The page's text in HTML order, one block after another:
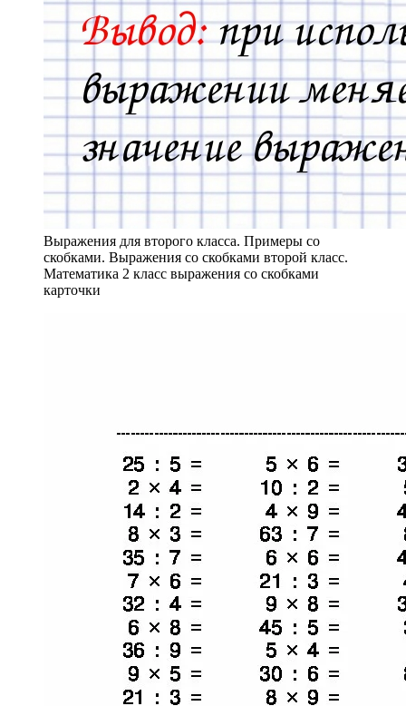
Выражения для второго класса. Примеры со
скобками. Выражения со скобками второй класс.
Математика 2 класс выражения со скобками
карточки